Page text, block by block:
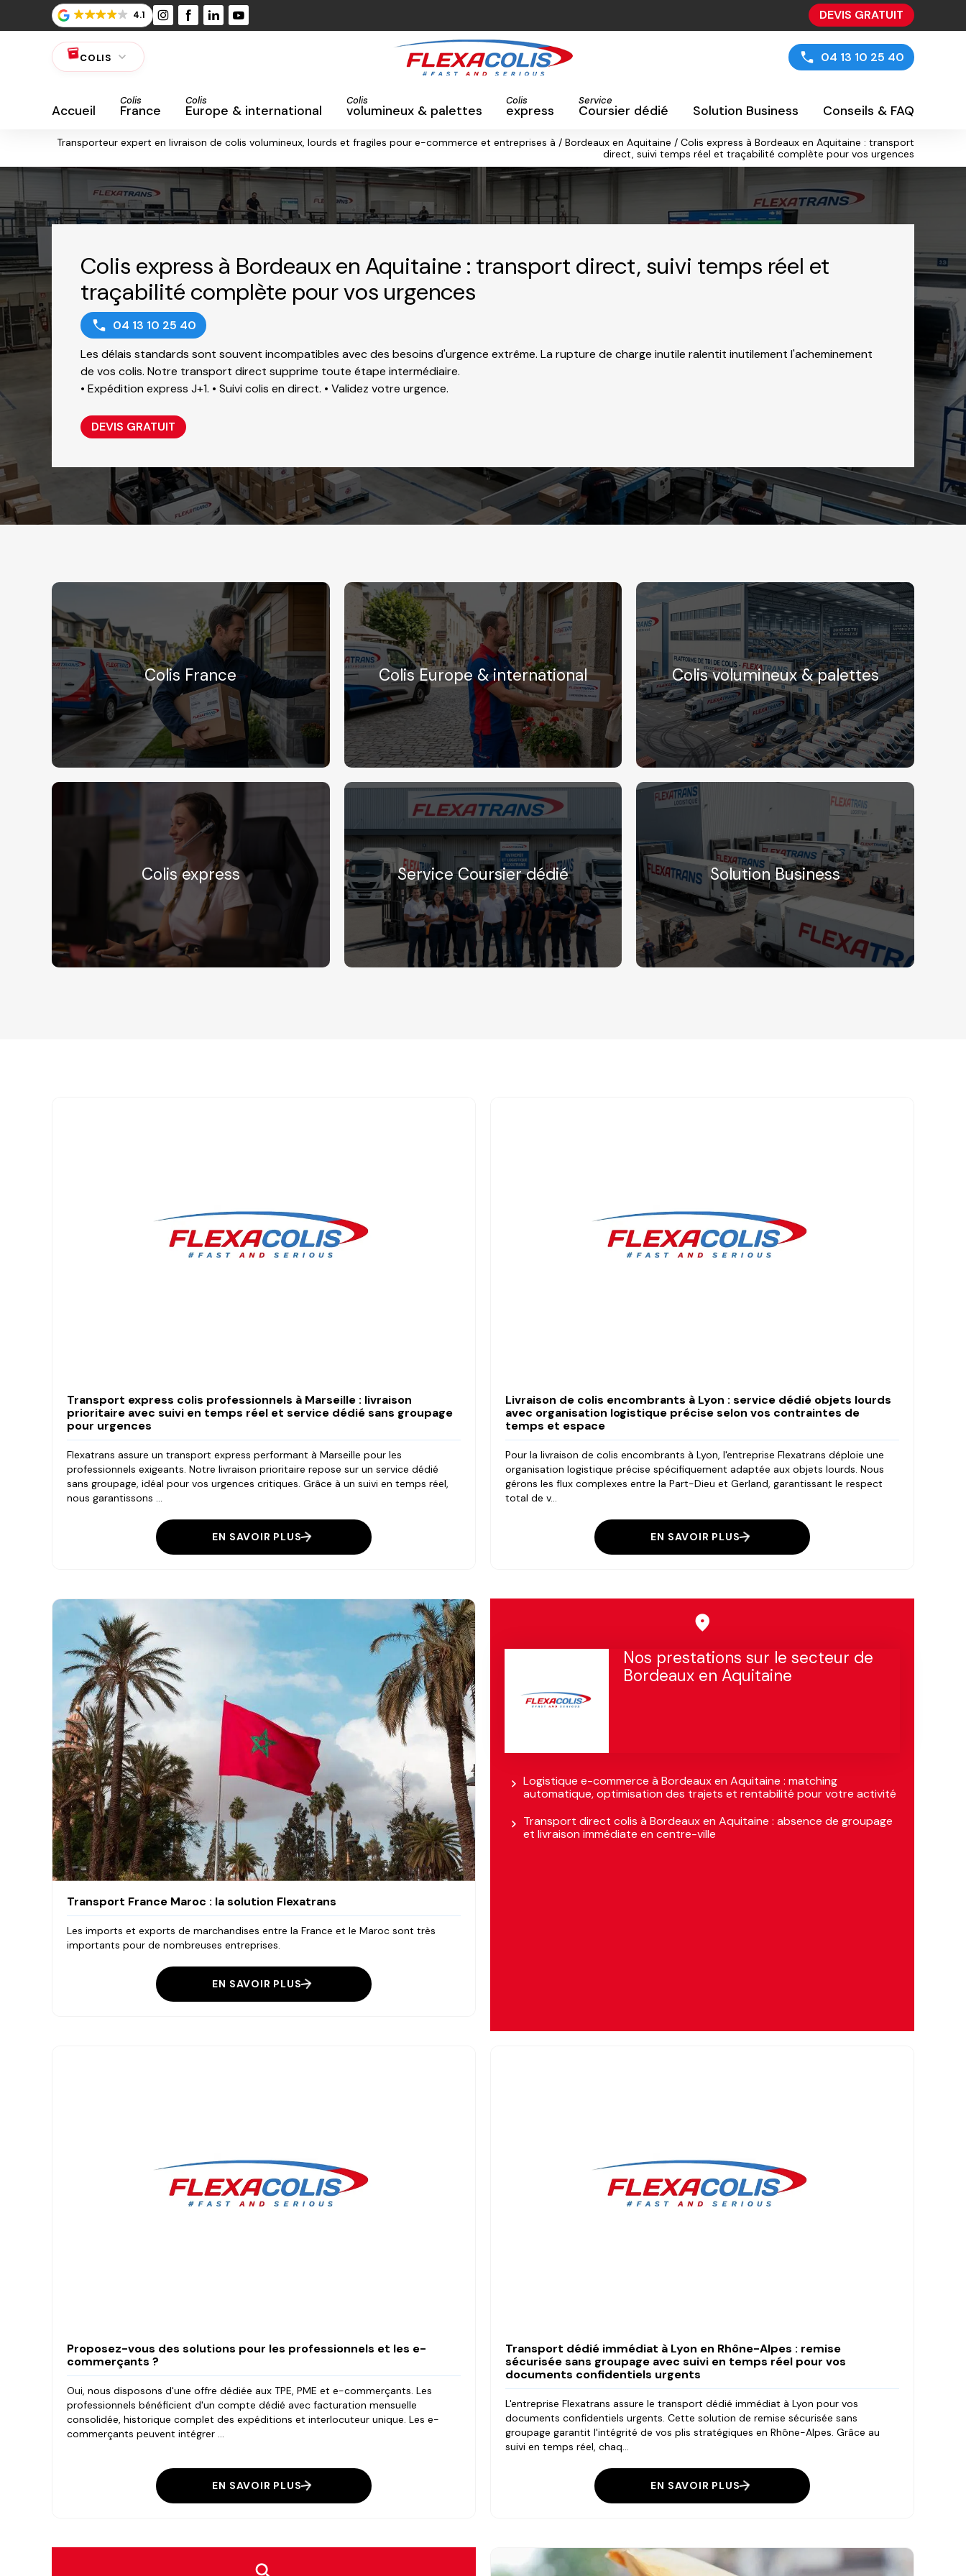
4.1 DEVIS GRATUIT
inventory_2COLIS expand_more 04 13 10 25 40
Accueil
Colis
France
Colis
Europe & international
Colis
volumineux & palettes
Colis
express
Service
Coursier dédié Solution Business Conseils & FAQ
Transporteur expert en livraison de colis volumineux, lourds et fragiles pour e-commerce et entreprises à / Bordeaux en Aquitaine / Colis express à Bordeaux en Aquitaine : transport
direct, suivi temps réel et traçabilité complète pour vos urgences
Colis express à Bordeaux en Aquitaine : transport direct, suivi temps réel et
traçabilité complète pour vos urgences
04 13 10 25 40
Les délais standards sont souvent incompatibles avec des besoins d'urgence extrême. La rupture de charge inutile ralentit inutilement l'acheminement
de vos colis. Notre transport direct supprime toute étape intermédiaire.
• Expédition express J+1. • Suivi colis en direct. • Validez votre urgence.
DEVIS GRATUIT
Colis France Colis Europe & international Colis volumineux & palettes
Colis express Service Coursier dédié Solution Business
Transport express colis professionnels à Marseille : livraison
prioritaire avec suivi en temps réel et service dédié sans groupage
pour urgences
Flexatrans assure un transport express performant à Marseille pour les
professionnels exigeants. Notre livraison prioritaire repose sur un service dédié
sans groupage, idéal pour vos urgences critiques. Grâce à un suivi en temps réel,
nous garantissons ...
EN SAVOIR PLUS
Livraison de colis encombrants à Lyon : service dédié objets lourds
avec organisation logistique précise selon vos contraintes de
temps et espace
Pour la livraison de colis encombrants à Lyon, l'entreprise Flexatrans déploie une
organisation logistique précise spécifiquement adaptée aux objets lourds. Nous
gérons les flux complexes entre la Part-Dieu et Gerland, garantissant le respect
total de v...
EN SAVOIR PLUS
Transport France Maroc : la solution Flexatrans
Les imports et exports de marchandises entre la France et le Maroc sont très
importants pour de nombreuses entreprises.
EN SAVOIR PLUS
Nos prestations sur le secteur de
Bordeaux en Aquitaine
Logistique e-commerce à Bordeaux en Aquitaine : matching
automatique, optimisation des trajets et rentabilité pour votre activité
Transport direct colis à Bordeaux en Aquitaine : absence de groupage
et livraison immédiate en centre-ville
Proposez-vous des solutions pour les professionnels et les e-
commerçants ?
Oui, nous disposons d'une offre dédiée aux TPE, PME et e-commerçants. Les
professionnels bénéficient d'un compte dédié avec facturation mensuelle
consolidée, historique complet des expéditions et interlocuteur unique. Les e-
commerçants peuvent intégrer ...
EN SAVOIR PLUS
Transport dédié immédiat à Lyon en Rhône-Alpes : remise
sécurisée sans groupage avec suivi en temps réel pour vos
documents confidentiels urgents
L'entreprise Flexatrans assure le transport dédié immédiat à Lyon pour vos
documents confidentiels urgents. Cette solution de remise sécurisée sans
groupage garantit l'intégrité de vos plis stratégiques en Rhône-Alpes. Grâce au
suivi en temps réel, chaq...
EN SAVOIR PLUS
Panneau de gestion des cookies